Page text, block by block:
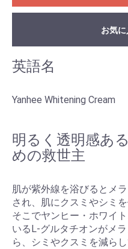
お気
英語名
Yanhee Whitening Cream
明るく透明感あ
めの救世主
肌が紫外線を浴びるとメ
され、肌にクスミやシミ
そこでヤンヒー・ホワイ
いるL-グルタチオンがメ
ら、シミやクスミを減ら